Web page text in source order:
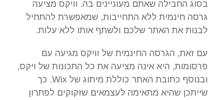
בסוג החבילה שאתם מעוניינים בה. וויקס מציעה
גרסה חינמית ללא התחייבות, שמאפשרת להתחיל
לבנות את האתר שלכם ולשתף אותו ללא עלות.
עם זאת, הגרסה החינמית של וויקס מגיעה עם
פרסומות, היא אינה מציעה את כל התכונות של ויקס,
ובנוסף כתובת האתר כוללת מיתוג של Wix. כך
שייתכן שהיא מתאימה לעצמאים שזקוקים לפתרון